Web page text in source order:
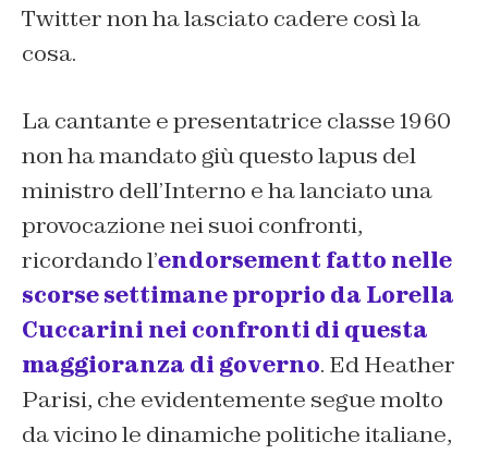
Twitter non ha lasciato cadere così la
cosa.
La cantante e presentatrice classe 1960
non ha mandato giù questo lapus del
ministro dell’Interno e ha lanciato una
provocazione nei suoi confronti,
ricordando l’endorsement fatto nelle
scorse settimane proprio da Lorella
Cuccarini nei confronti di questa
maggioranza di governo. Ed Heather
Parisi, che evidentemente segue molto
da vicino le dinamiche politiche italiane,